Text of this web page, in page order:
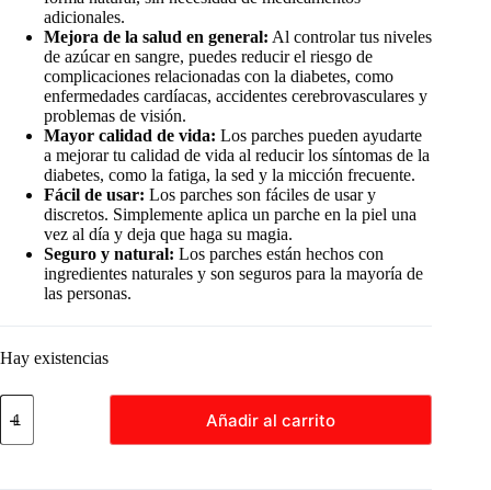
adicionales.
Mejora de la salud en general: Al controlar tus niveles
de azúcar en sangre, puedes reducir el riesgo de
complicaciones relacionadas con la diabetes, como
enfermedades cardíacas, accidentes cerebrovasculares y
problemas de visión.
Mayor calidad de vida: Los parches pueden ayudarte
a mejorar tu calidad de vida al reducir los síntomas de la
diabetes, como la fatiga, la sed y la micción frecuente.
Fácil de usar: Los parches son fáciles de usar y
discretos. Simplemente aplica un parche en la piel una
vez al día y deja que haga su magia.
Seguro y natural: Los parches están hechos con
ingredientes naturales y son seguros para la mayoría de
las personas.
Hay existencias
Pack
18
Parches
Añadir al carrito